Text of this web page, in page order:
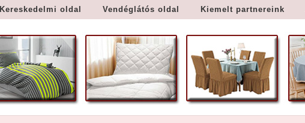
Kereskedelmi oldal Vendéglátós oldal Kiemelt partnereink